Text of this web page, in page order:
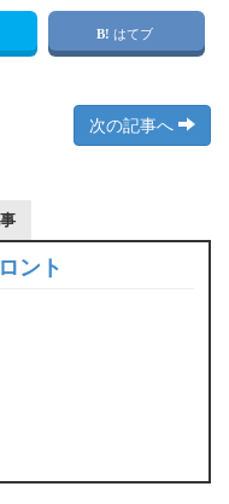
はてブ
次の記事へ
ント